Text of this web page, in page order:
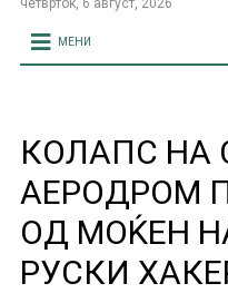
МЕНИ
КОЛАПС НА
АЕРОДРОМ
ОД МОЌЕН
РУСКИ